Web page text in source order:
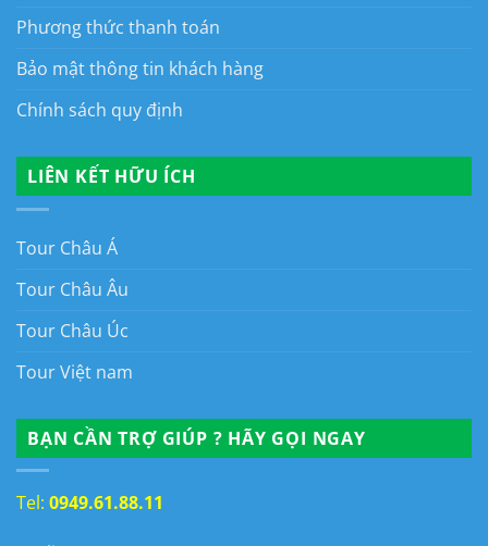
Phương thức thanh toán
Bảo mật thông tin khách hàng
Chính sách quy định
LIÊN KẾT HỮU ÍCH
Tour Châu Á
Tour Châu Âu
Tour Châu Úc
Tour Việt nam
BẠN CẦN TRỢ GIÚP ? HÃY GỌI NGAY
Tel: 0949.61.88.11